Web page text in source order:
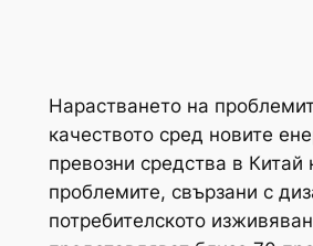
Нарастването на
качеството сред новите
превозни средства в
проблемите, свързани с
потребителското